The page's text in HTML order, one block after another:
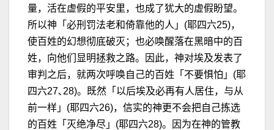
量，活在虚假的平安里，也成了犹大的虚假盼望。
所以神「必刑罚法老和倚靠他的人」(耶四六25)，
使百姓的幻想彻底破灭；也必唤醒落在黑暗中的百
姓，向他们显明拯救之路。因此，神对埃及发表了
审判之后，就两次呼唤自己的百姓「不要惧怕」(耶
四六27､28)。既然「以后埃及必再有人居住，与从
前一样」(耶四六26)，信实的神更不会把自己拣选
的百姓「灭绝净尽」(耶四六28)。因为在神的管教